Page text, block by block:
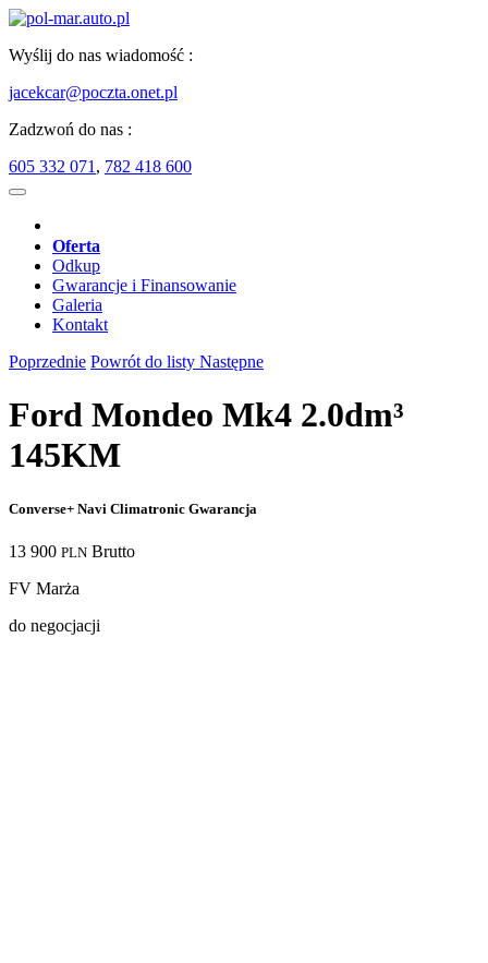
Wyślij do nas wiadomość :
jacekcar@poczta.onet.pl
Zadzwoń do nas :
605 332 071 , 782 418 600
Oferta
Odkup
Gwarancje i Finansowanie
Galeria
Kontakt
Poprzednie Powrót do listy Następne
Ford Mondeo Mk4 2.0dm³
145KM
Converse+ Navi Climatronic Gwarancja
13 900 PLN Brutto
FV Marża
do negocjacji